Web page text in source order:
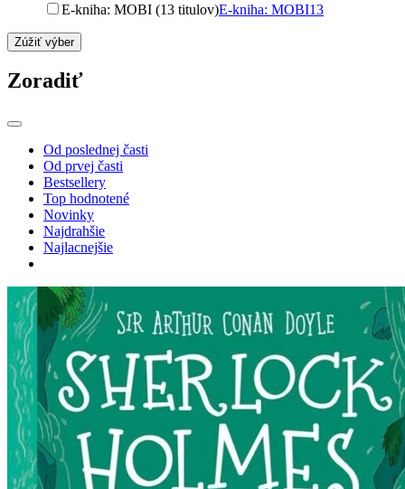
E-kniha: MOBI (13 titulov)E-kniha: MOBI13
Zúžiť výber
Zoradiť
Od poslednej časti
Od prvej časti
Bestsellery
Top hodnotené
Novinky
Najdrahšie
Najlacnejšie